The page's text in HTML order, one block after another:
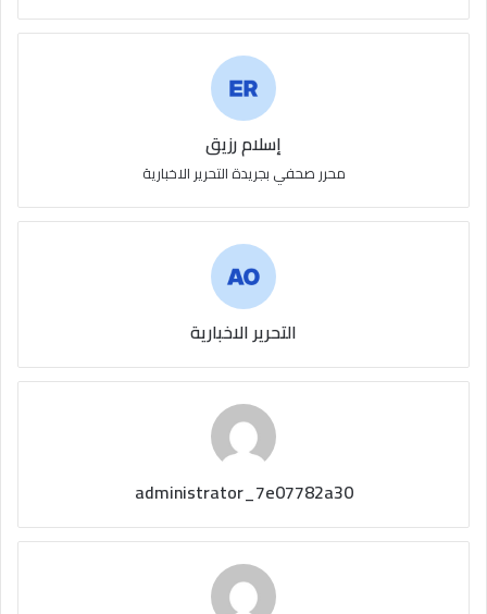
إسلام رزيق
محرر صحفي بجريدة التحرير الاخبارية
التحرير الاخبارية
administrator_7e07782a30